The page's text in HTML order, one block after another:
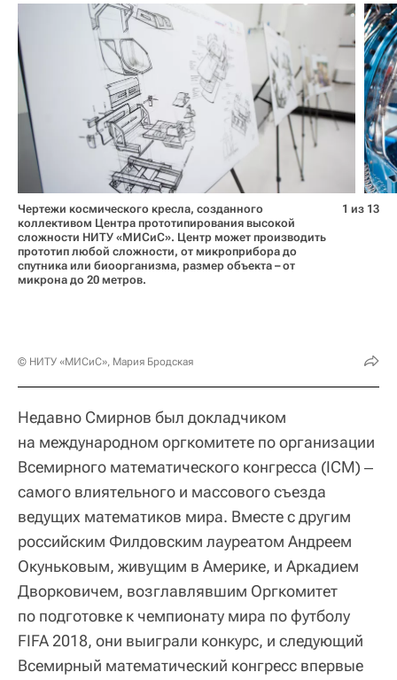
Чертежи космического кресла, созданного
коллективом Центра прототипирования высокой
сложности НИТУ «МИСиС». Центр может производить
прототип любой сложности, от микроприбора до
спутника или биоорганизма, размер объекта – от
микрона до 20 метров.
© НИТУ «МИСиС», Мария Бродская
1 из 13
Недавно Смирнов был докладчиком
на международном оргкомитете по организации
Всемирного математического конгресса (ICM) ‒
самого влиятельного и массового съезда
ведущих математиков мира. Вместе с другим
российским Филдовским лауреатом Андреем
Окуньковым, живущим в Америке, и Аркадием
Дворковичем, возглавлявшим Оргкомитет
по подготовке к чемпионату мира по футболу
FIFA 2018, они выиграли конкурс, и следующий
Всемирный математический конгресс впервые